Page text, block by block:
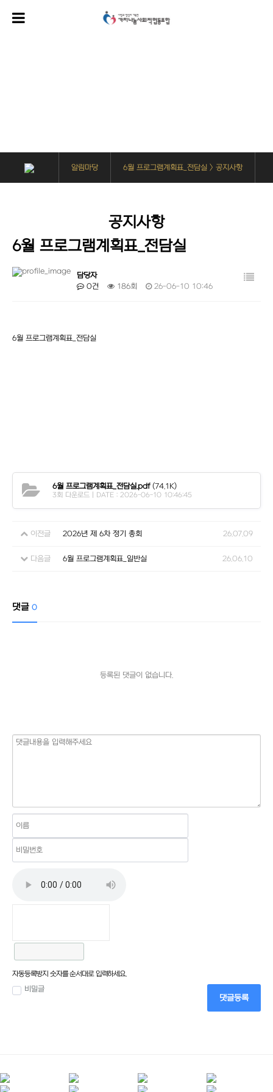
알림마당 6월 프로그램계획표_전담실 > 공지사항
공지사항
6월 프로그램계획표_전담실
담당자
0건
186회 26-06-10 10:46
6월 프로그램계획표_전담실
6월 프로그램계획표_전담실.pdf(74.1K)
3회 다운로드 | DATE : 2026-06-10 10:46:45
이전글 2026년 제 6차 정기 총회 26.07.09
다음글 6월 프로그램계획표_일반실 26.06.10
댓글 0
등록된 댓글이 없습니다.
자동등록방지 숫자를 순서대로 입력하세요.
비밀글
댓글등록